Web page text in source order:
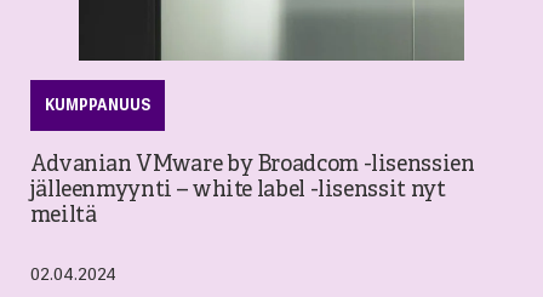
KUMPPANUUS
Advanian VMware by Broadcom -lisenssien
jälleenmyynti – white label -lisenssit nyt
meiltä
02.04.2024